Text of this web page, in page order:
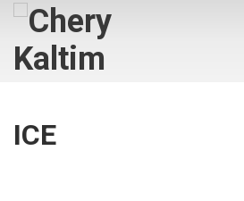
ICE